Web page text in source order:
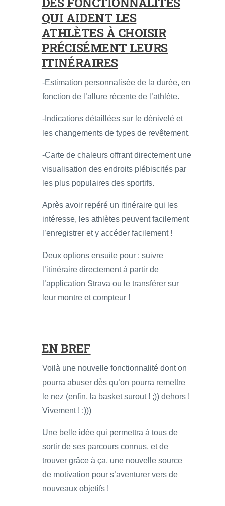
QUI AIDENT LES
ATHLÈTES À CHOISIR
PRÉCISÉMENT LEURS
ITINÉRAIRES
-Estimation personnalisée de la durée, en
fonction de l’allure récente de l’athlète.
-Indications détaillées sur le dénivelé et
les changements de types de revêtement.
-Carte de chaleurs offrant directement une
visualisation des endroits plébiscités par
les plus populaires des sportifs.
Après avoir repéré un itinéraire qui les
intéresse, les athlètes peuvent facilement
l’enregistrer et y accéder facilement !
Deux options ensuite pour : suivre
l’itinéraire directement à partir de
l’application Strava ou le transférer sur
leur montre et compteur !
EN BREF
Voilà une nouvelle fonctionnalité dont on
pourra abuser dès qu’on pourra remettre
le nez (enfin, la basket surout ! ;)) dehors !
Vivement ! :)))
Une belle idée qui permettra à tous de
sortir de ses parcours connus, et de
trouver grâce à ça, une nouvelle source
de motivation pour s’aventurer vers de
nouveaux objetifs !